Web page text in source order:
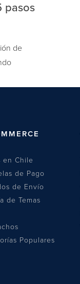
pasos
de
en Chile
de Pago
de Envío
de Temas
Populares